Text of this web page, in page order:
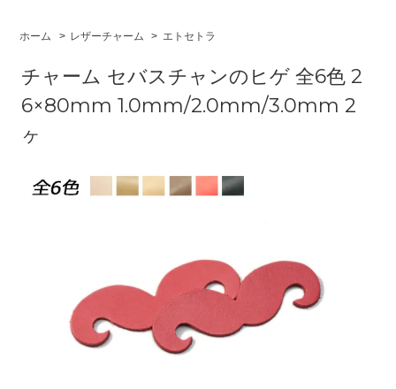
ホーム > レザーチャーム > エトセトラ
チャーム セバスチャンのヒゲ 全6色 2
6×80mm 1.0mm/2.0mm/3.0mm 2
ヶ